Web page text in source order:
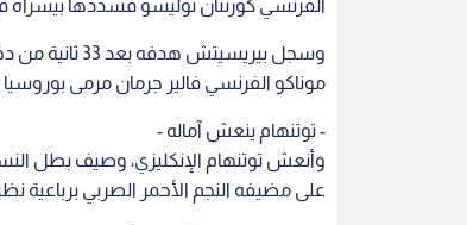
الفرنسي كورنتان توليسو فسددها بيسراه
موناكو الفرنسي فالير جرمان مرمى بوروسيا
- توتنهام ينعش آماله -
وأنعش توتنهام الإنكليزي، وصيف بطل
على مضيفه النجم الأحمر الصربي برباعية